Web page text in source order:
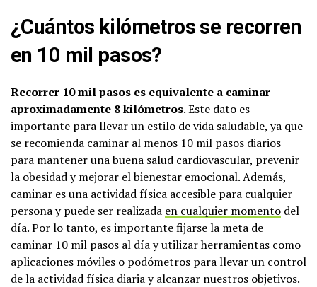
¿Cuántos kilómetros se recorren
en 10 mil pasos?
Recorrer 10 mil pasos es equivalente a caminar
aproximadamente 8 kilómetros. Este dato es
importante para llevar un estilo de vida saludable, ya que
se recomienda caminar al menos 10 mil pasos diarios
para mantener una buena salud cardiovascular, prevenir
la obesidad y mejorar el bienestar emocional. Además,
caminar es una actividad física accesible para cualquier
persona y puede ser realizada en cualquier momento del
día. Por lo tanto, es importante fijarse la meta de
caminar 10 mil pasos al día y utilizar herramientas como
aplicaciones móviles o podómetros para llevar un control
de la actividad física diaria y alcanzar nuestros objetivos.